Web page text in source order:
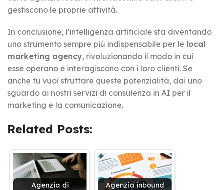
gestiscono le proprie attività.
In conclusione, l’intelligenza artificiale sta diventando
uno strumento sempre più indispensabile per le local
marketing agency, rivoluzionando il modo in cui
esse operano e interagiscono con i loro clienti. Se
anche tu vuoi sfruttare queste potenzialità, dai uno
sguardo ai nostri servizi di consulenza in AI per il
marketing e la comunicazione.
Related Posts:
Agenzia di
Agenzia inbound